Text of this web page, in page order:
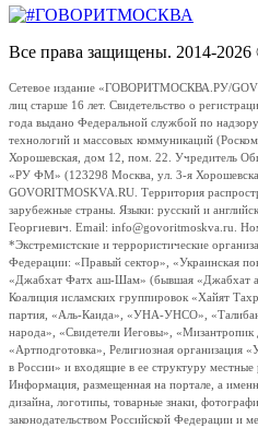
Все права защищены. 2014-
Сетевое издание «ГОВОРИТМОСКВА.РУ/
лиц старше 16 лет. Свидетельство о
года выдано Федеральной службой по
технологий и массовых коммуникаций
Хорошевская, дом 12, пом. 22. Учредитель
«РУ ФМ» (123298 Москва, ул. 3-я
GOVORITMOSKVA.RU. Территория
зарубежные страны. Языки: русский и
Георгиевич. Email: info@govoritmoskva.ru.
*Экстремистские и террористические
Федерации: «Правый сектор», «Украинская
«Джабхат Фатх аш-Шам» (бывшая «Джабхат
Коалиция исламских группировок «Хайят
партия, «Аль-Каида», «УНА-УНСО»,
народа», «Свидетели Иеговы», «Мизантропик
«Артподготовка», Религиозная организация
в России» и входящие в ее структуру местные
Информация, размещенная на портале, а
дизайна, логотипы, товарные знаки,
законодательством Российской Федерации и